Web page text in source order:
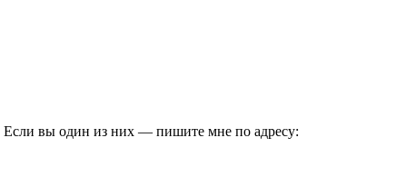
Если вы один из них — пишите мне по адресу: